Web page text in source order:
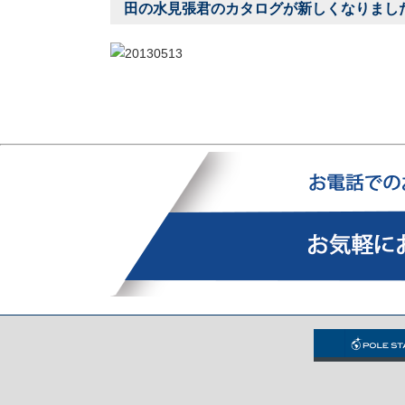
田の水見張君のカタログが新しくなりまし